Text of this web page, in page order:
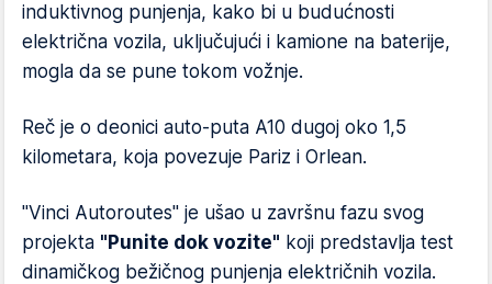
induktivnog punjenja, kako bi u budućnosti
električna vozila, uključujući i kamione na baterije,
mogla da se pune tokom vožnje.
Reč je o deonici auto-puta A10 dugoj oko 1,5
kilometara, koja povezuje Pariz i Orlean.
"Vinci Autoroutes" je ušao u završnu fazu svog
projekta "Punite dok vozite" koji predstavlja test
dinamičkog bežičnog punjenja električnih vozila.